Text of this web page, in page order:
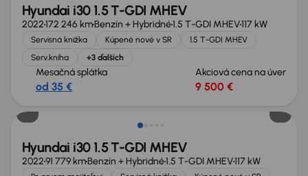
Hyundai i30 1.5 T-GDI MHEV
2022172 246 kmBenzín + Hybridné1.5 T-GDI MHEV117 kW
Servisná knižka Kúpené nové v SR
1.5 T-GDI MHEV
Serv.kniha
+3 ďalších
Mesačná splátka
od 35 €
Akciová cena na úver
9 500 €
Nové v ponuke
Hyundai i30 1.5 T-GDI MHEV
202291 779 kmBenzín + Hybridné1.5 T-GDI MHEV117 kW